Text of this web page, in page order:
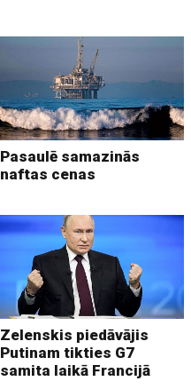
Pasaulē samazinās
naftas cenas
Zelenskis piedāvājis
Putinam tikties G7
samita laikā Francijā